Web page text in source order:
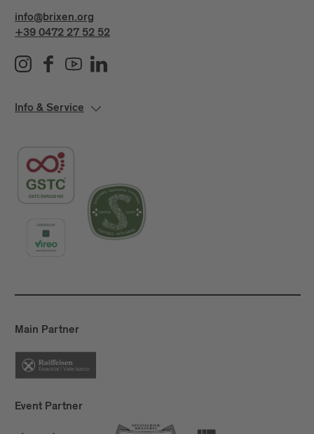
info@brixen.org
+39 0472 27 52 52
Info & Service
Main Partner
Event Partner